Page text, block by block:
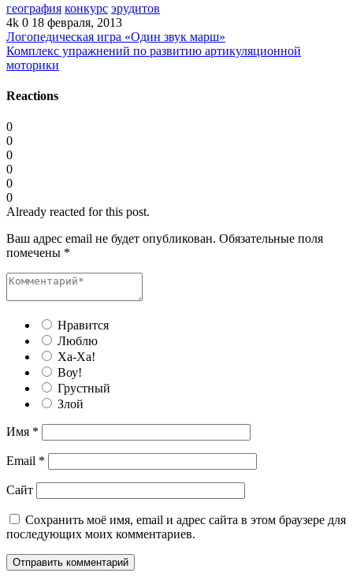
география конкурс эрудитов
4k 0 18 февраля, 2013
Логопедическая игра «Один звук марш»
Комплекс упражнений по развитию артикуляционной
моторики
Reactions
0
0
0
0
0
0
Already reacted for this post.
Ваш адрес email не будет опубликован. Обязательные поля
помечены *
Нравится
Люблю
Ха-Ха!
Воу!
Грустный
Злой
Имя *
Email *
Сайт
Сохранить моё имя, email и адрес сайта в этом браузере для
последующих моих комментариев.